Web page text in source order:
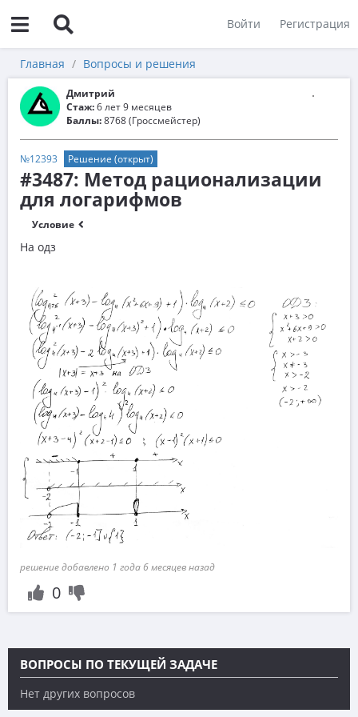
Войти Регистрация
Главная Вопросы и решения
Дмитрий
Стаж:6 лет 9 месяцев
Баллы:8768 (Гроссмейстер)
№12393 Решение (открыт)
#3487: Метод рационализации
для логарифмов
Условие
На одз
решение добавлено 1 года 6 месяцев назад
0
ВОПРОСЫ ПО ТЕКУЩЕЙ ЗАДАЧЕ
Нет других вопросов